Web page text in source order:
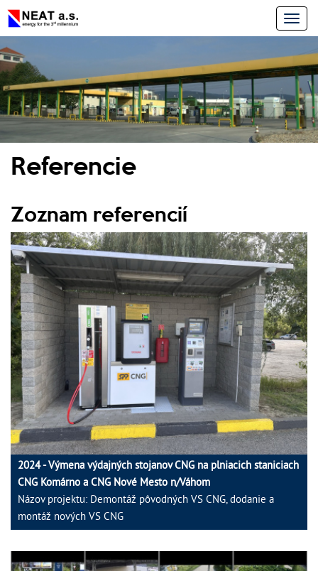
Referencie
Zoznam referencií
2024 - Výmena výdajných stojanov CNG na plniacich staniciach
CNG Komárno a CNG Nové Mesto n/Váhom
Názov projektu: Demontáž pôvodných VS CNG, dodanie a
montáž nových VS CNG